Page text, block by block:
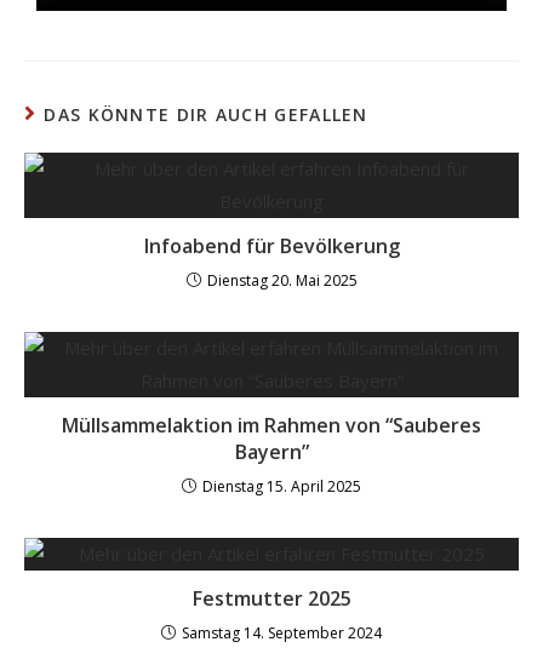
DAS KÖNNTE DIR AUCH GEFALLEN
Infoabend für Bevölkerung
Dienstag 20. Mai 2025
Müllsammelaktion im Rahmen von “Sauberes
Bayern”
Dienstag 15. April 2025
Festmutter 2025
Samstag 14. September 2024